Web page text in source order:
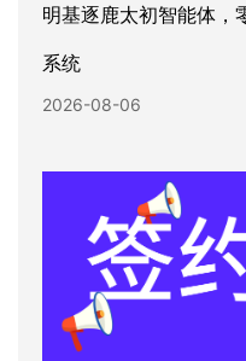
明基逐鹿太初智能体，
系统
2026-08-06